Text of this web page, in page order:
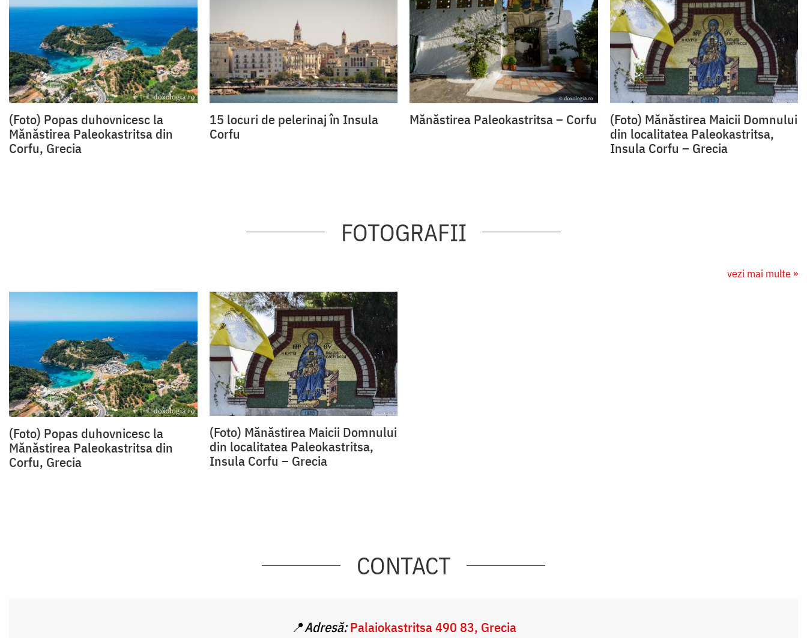
(Foto) Popas duhovnicesc la
Mănăstirea Paleokastritsa din
Corfu, Grecia
15 locuri de pelerinaj în Insula
Corfu
Mănăstirea Paleokastritsa – Corfu
(Foto) Mănăstirea Maicii Domnului
din localitatea Paleokastritsa,
Insula Corfu – Grecia
FOTOGRAFII
vezi mai multe »
(Foto) Popas duhovnicesc la
Mănăstirea Paleokastritsa din
Corfu, Grecia
(Foto) Mănăstirea Maicii Domnului
din localitatea Paleokastritsa,
Insula Corfu – Grecia
CONTACT
📍Adresă: Palaiokastritsa 490 83, Grecia